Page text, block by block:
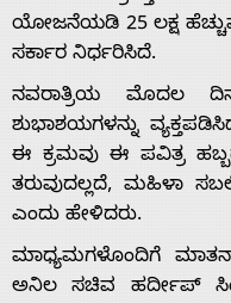
Home
ಯೋಜನೆಯಡಿ 25 ಲಕ್ಷ
ಸರ್ಕಾರ ನಿರ್ಧರಿಸಿದೆ.
ನವರಾತ್ರಿಯ ಮೊದಲ
ಶುಭಾಶಯಗಳನ್ನು
ಈ ಕ್ರಮವು ಈ ಪವಿತ್ರ
ತರುವುದಲ್ಲದೆ, ಮಹಿಳಾ
ಎಂದು ಹೇಳಿದರು.
ಮಾಧ್ಯಮಗಳೊಂದಿಗೆ
ಅನಿಲ ಸಚಿವ ಹರ್ದೀಪ್